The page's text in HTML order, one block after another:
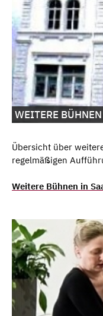
WEITERE
Übersicht über
regelmäßigen
Weitere Bühnen in